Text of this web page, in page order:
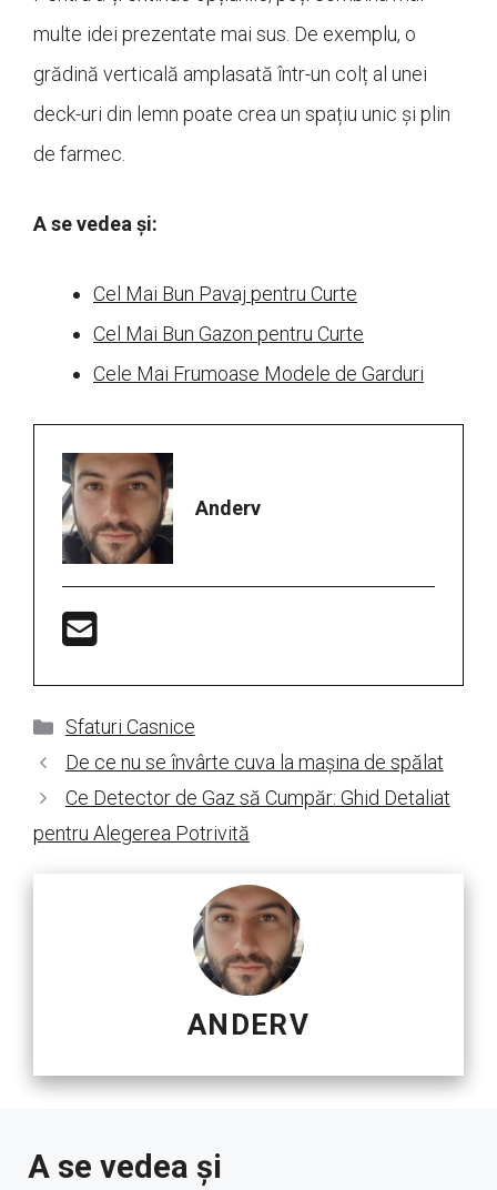
multe idei prezentate mai sus. De exemplu, o
grădină verticală amplasată într-un colț al unei
deck-uri din lemn poate crea un spațiu unic și plin
de farmec.
A se vedea și:
Cel Mai Bun Pavaj pentru Curte
Cel Mai Bun Gazon pentru Curte
Cele Mai Frumoase Modele de Garduri
Anderv
Categorii
Sfaturi Casnice
De ce nu se învârte cuva la mașina de spălat
Ce Detector de Gaz să Cumpăr: Ghid Detaliat
pentru Alegerea Potrivită
ANDERV
A se vedea și